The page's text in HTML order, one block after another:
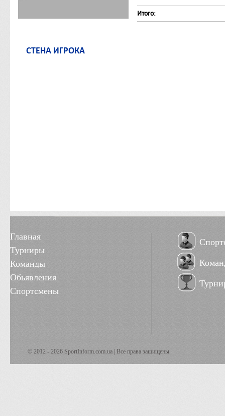
Итого:
СТЕНА ИГРОКА
Главная
Турниры
Команды
Обьявления
Спортсмены
© 2012 - 2026 SportInform.com.ua | Все права защищены.